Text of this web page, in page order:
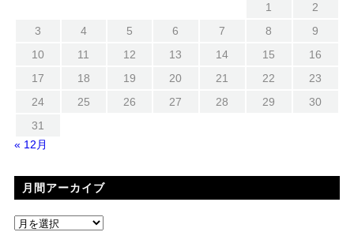
1
2
3
4 5 6 7 8
9
10
11 12 13 14 15
16
17
18 19 20 21 22
23
24
25 26 27 28 29
30
31
« 12月
月間アーカイブ